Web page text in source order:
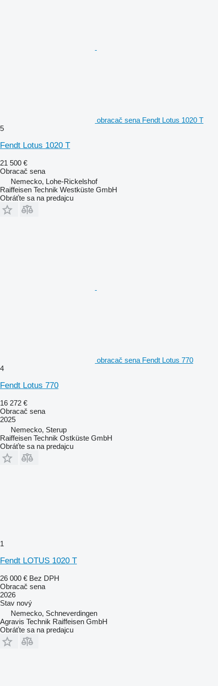
obracač sena Fendt Lotus 1020 T
5
Fendt Lotus 1020 T
21 500 €
Obracač sena
Nemecko, Lohe-Rickelshof
Raiffeisen Technik Westküste GmbH
Obráťte sa na predajcu
obracač sena Fendt Lotus 770
4
Fendt Lotus 770
16 272 €
Obracač sena
2025
Nemecko, Sterup
Raiffeisen Technik Ostküste GmbH
Obráťte sa na predajcu
1
Fendt LOTUS 1020 T
26 000 € Bez DPH
Obracač sena
2026
Stav nový
Nemecko, Schneverdingen
Agravis Technik Raiffeisen GmbH
Obráťte sa na predajcu